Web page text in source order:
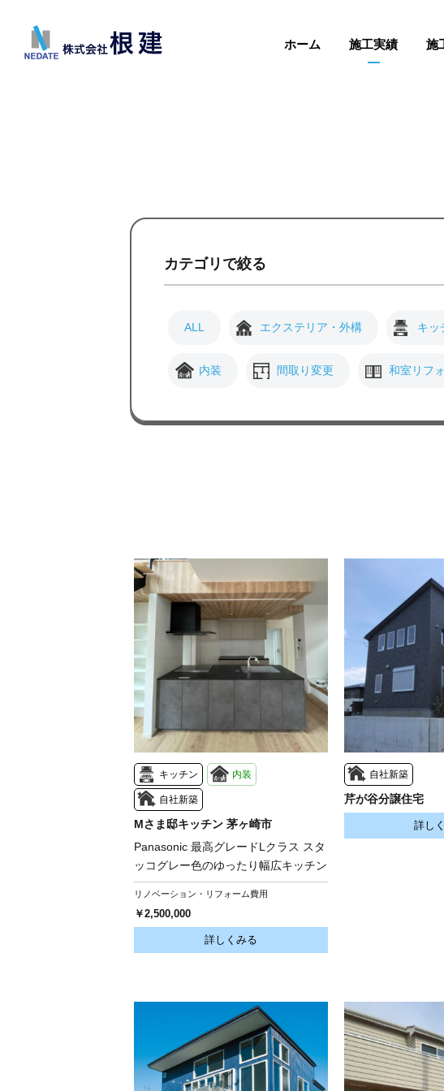
ホーム 施工実績 施
カテゴリで絞る
ALL エクステリア・外構 キッ
内装 間取り変更 和室リフ
キッチン 内装
自社新築
Mさま邸キッチン 茅ヶ崎市
Panasonic 最高グレードLクラス スタ
ッコグレー色のゆったり幅広キッチン
リノベーション・リフォーム費用
￥2,500,000
詳しくみる
自社新築
芹が谷分譲住宅
詳し